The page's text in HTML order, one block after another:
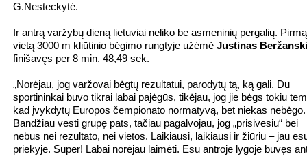
G.Nesteckytė.
Ir antrą varžybų dieną lietuviai neliko be asmeninių pergalių. Pirmą
vietą 3000 m kliūtinio bėgimo rungtyje užėmė Justinas
finišavęs per 8 min. 48,49 sek.
„Norėjau, jog varžovai bėgtų rezultatui, parodytų tą, ką gali. Du
sportininkai buvo tikrai labai pajėgūs, tikėjau, jog jie bėgs tokiu
kad įvykdytų Europos čempionato normatyvą, bet niekas nebėgo.
Bandžiau vesti grupę pats, tačiau pagalvojau, jog „prisivesiu“ bei
nebus nei rezultato, nei vietos. Laikiausi, laikiausi ir žiūriu – jau
priekyje. Super! Labai norėjau laimėti. Esu antroje lygoje buvęs